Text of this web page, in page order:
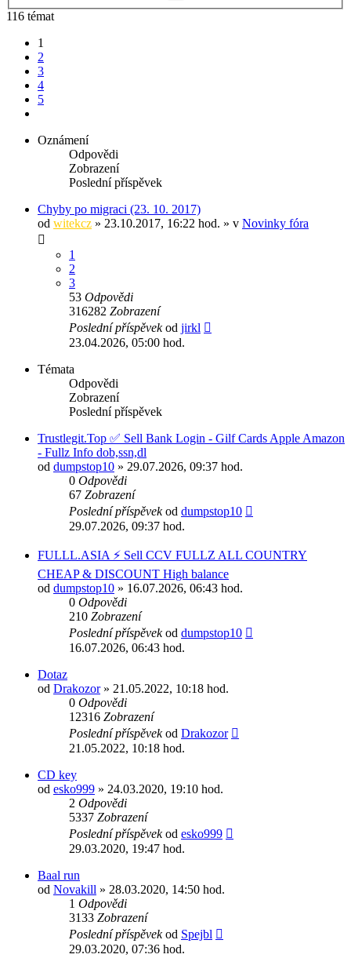
116 témat
1
2
3
4
5
Oznámení
Odpovědi
Zobrazení
Poslední příspěvek
Chyby po migraci (23. 10. 2017)
od witekcz » 23.10.2017, 16:22 hod. » v Novinky fóra
1
2
3
53 Odpovědi
316282 Zobrazení
Poslední příspěvekod jirkl
23.04.2026, 05:00 hod.
Témata
Odpovědi
Zobrazení
Poslední příspěvek
Trustlegit.Top ✅ Sell Bank Login - Gilf Cards Apple Amazon
- Fullz Info dob,ssn,dl
od dumpstop10 » 29.07.2026, 09:37 hod.
0 Odpovědi
67 Zobrazení
Poslední příspěvekod dumpstop10
29.07.2026, 09:37 hod.
FULLL.ASIA ⚡ Sell CCV FULLZ ALL COUNTRY
CHEAP & DISCOUNT High balance
od dumpstop10 » 16.07.2026, 06:43 hod.
0 Odpovědi
210 Zobrazení
Poslední příspěvekod dumpstop10
16.07.2026, 06:43 hod.
Dotaz
od Drakozor» 21.05.2022, 10:18 hod.
0 Odpovědi
12316 Zobrazení
Poslední příspěvekod Drakozor
21.05.2022, 10:18 hod.
CD key
od esko999 » 24.03.2020, 19:10 hod.
2 Odpovědi
5337 Zobrazení
Poslední příspěvekod esko999
29.03.2020, 19:47 hod.
Baal run
od Novakill » 28.03.2020, 14:50 hod.
1 Odpovědi
3133 Zobrazení
Poslední příspěvekod Spejbl
29.03.2020, 07:36 hod.